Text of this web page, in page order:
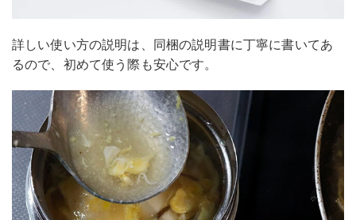
詳しい使い方の説明は、同梱の説明書に丁寧に書いてあ
るので、初めて使う際も安心です。